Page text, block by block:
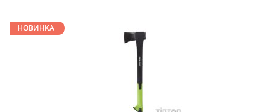
НОВИНКА